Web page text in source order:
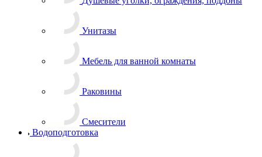
Унитазы
Мебель для ванной комнаты
Раковины
Смесители
Водоподготовка